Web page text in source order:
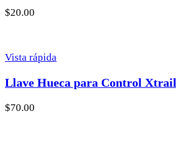
$20.00
Vista rápida
Llave Hueca para Control
$70.00